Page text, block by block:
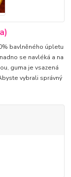
bavlněného úpletu
se navléká a na
guma je vsazená
vybrali správný